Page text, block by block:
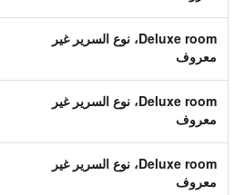
Deluxe room، نوع السرير غير
معروف
Deluxe room، نوع السرير غير
معروف
Deluxe room، نوع السرير غير
معروف